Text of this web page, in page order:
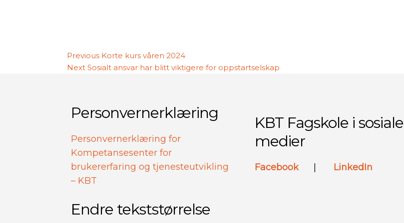
Innleggsnavigasjon
Previous Previous
post:
Korte kurs våren 2024
Next Next
Sosialt ansvar har blitt viktigere for oppstartselskap
Personvernerklæring
Personvernerklæring for
Kompetansesenter for
brukererfaring og tjenesteutvikling
– KBT
Endre tekststørrelse
KBT Fagskole i sosiale
medier
Facebook LinkedIn